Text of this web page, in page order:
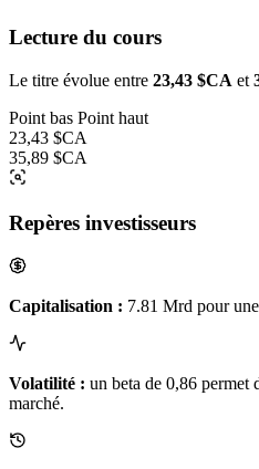
Lecture du cours
Le titre évolue entre 23,43 $CA et
Point bas Point haut
23,43 $CA
35,89 $CA
Repères investisseurs
Capitalisation : 7.81 Mrd pour
Volatilité : un beta de 0,86 permet
marché.